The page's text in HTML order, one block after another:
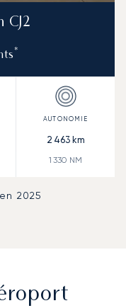
CJ2
*
2 463km
1 330 NM
2025